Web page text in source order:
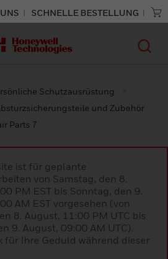
SCHNELLE BESTELLUNG
Schutzausrüstung
und Zubehör
Parts 7
ist für geplante
von Samstag, den 8.
PM EST bis Sonntag, den 9.
AM EST vorgesehen (von
8. August, 11:00 PM UTC bis
9. August, 09:00 AM UTC).
für Ihre Geduld während dieser